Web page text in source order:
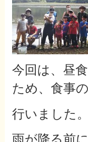
今回は、昼
ため、食事
行いました。